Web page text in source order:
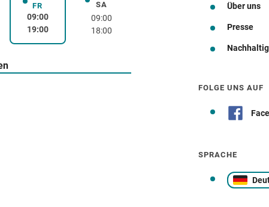
FRFreitag
09:00
19:00
SASamstag
09:00
18:00
Über uns
Presse
FOLGE UNS AUF
SPRACHE